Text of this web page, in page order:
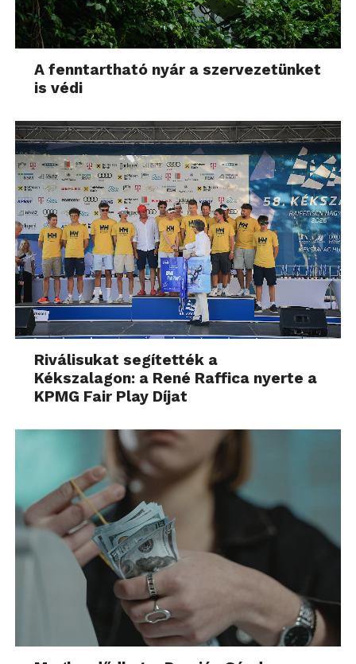
A fenntartható nyár a szervezetünket
is védi
Riválisukat segítették a
Kékszalagon: a René Raffica nyerte a
KPMG Fair Play Díjat